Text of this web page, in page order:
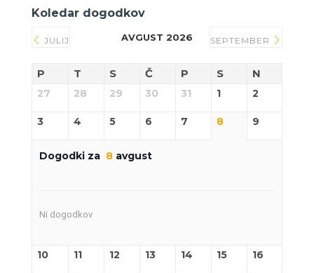
Koledar dogodkov
JULIJ AVGUST 2026 SEPTEMBER
P T S Č P S N
27 28 29 30 31 1 2
3 4 5 6 7 8 9
Dogodki za 8avgust
Ni dogodkov
10 11 12 13 14 15 16